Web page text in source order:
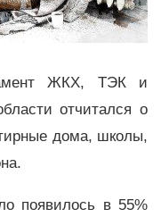
ЖКХ, ТЭК и
отчитался о
дома, школы,
появилось в 55%